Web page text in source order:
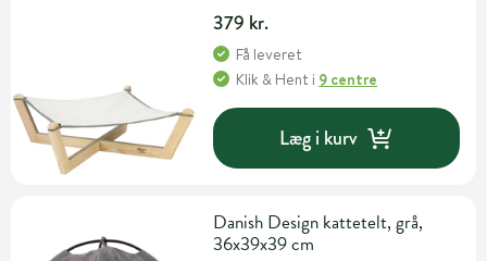
379 kr.
Få leveret
Klik & Hent i 9 centre
Læg i kurv
Danish Design kattetelt, grå,
36x39x39 cm